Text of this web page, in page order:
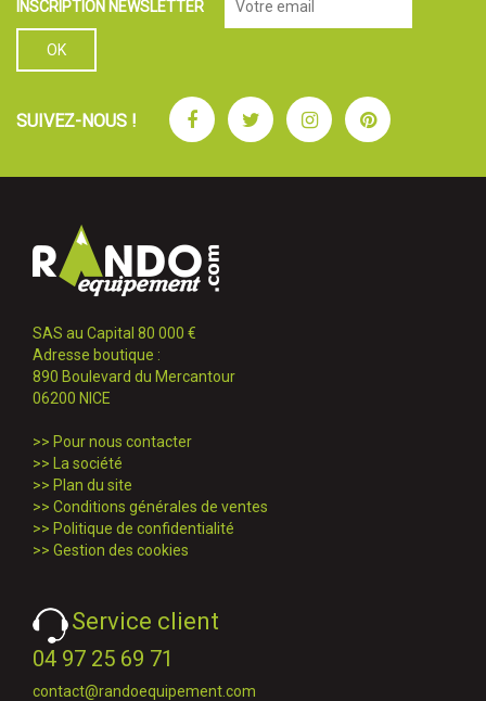
INSCRIPTION NEWSLETTER
SUIVEZ-NOUS ! FacebookTwitterInstagramPinterest
SAS au Capital 80 000 €
Adresse boutique :
890 Boulevard du Mercantour
06200 NICE
>> Pour nous contacter
>>
La société
>> Plan du site
>> Conditions générales de ventes
>> Politique de confidentialité
>> Gestion des cookies
Service client
04 97 25 69 71
contact@randoequipement.com